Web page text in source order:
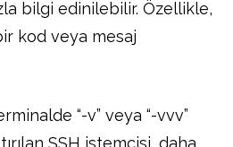
bilgi edinilebilir. Özellikle,
kod veya mesaj
“-v” veya “-vvv”
SSH istemcisi, daha